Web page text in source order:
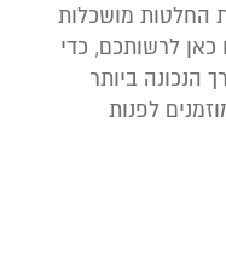
החלטות מושכלות
כאן לרשותכם, כדי
הנכונה ביותר
לפנות